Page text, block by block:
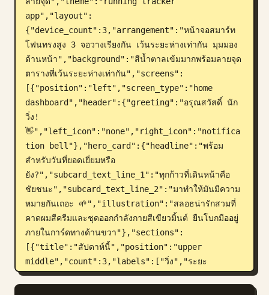
app","layout":
{"device_count":3,"arrangement":"หน้าจอสมาร์ท
โฟนทรงสูง 3 จอวางเรียงกัน เว้นระยะห่างเท่ากัน มุมมอง
ด้านหน้า","background":"สีน้ำตาลเข้มมากพร้อมลายจุด
ตารางที่เว้นระยะห่างเท่ากัน","screens":
[{"position":"left","screen_type":"home
dashboard","header":{"greeting":"อรุณสวัสดิ์ นัก
วิ่ง!
👋","left_icon":"none","right_icon":"notifica
tion bell"},"hero_card":{"headline":"พร้อม
สำหรับวันที่ยอดเยี่ยมหรือ
ยัง?","subcard_text_line_1":"ทุกก้าวที่เดินหน้าคือ
ชัยชนะ","subcard_text_line_2":"มาทำให้มันมีความ
หมายกันเถอะ 🌱","illustration":"สลอธน่ารักสวมที่
คาดผมสีครีมและชุดออกกำลังกายสีเขียวมิ้นต์ ยืนโบกมืออยู่
ภายในการ์ดทางด้านขวา"},"sections":
[{"title":"สัปดาห์นี้","position":"upper
middle","count":3,"labels":["วิ่ง","ระยะ
ทาง","เวลา"],"values":["3","12.6 กม.","1 ชม.